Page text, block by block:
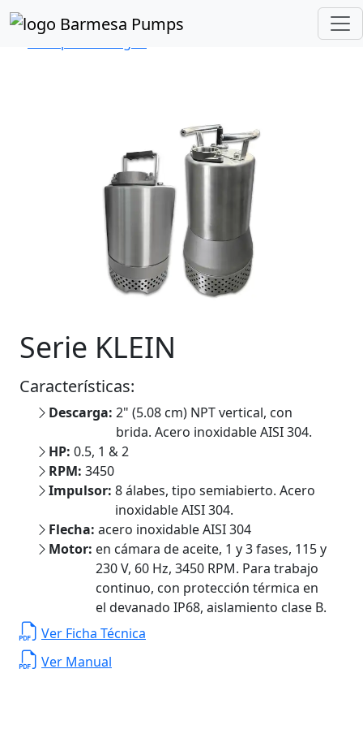
Inicio Catálogo de Productos
Serie KLEIN
Características:
Descarga: 2" (5.08 cm) NPT vertical, con
brida. Acero inoxidable AISI 304.
HP: 0.5, 1 & 2
RPM: 3450
Impulsor: 8 álabes, tipo semiabierto. Acero
inoxidable AISI 304.
Flecha: acero inoxidable AISI 304
Motor: en cámara de aceite, 1 y 3 fases, 115 y
230 V, 60 Hz, 3450 RPM. Para trabajo
continuo, con protección térmica en
el devanado IP68, aislamiento clase B.
Ver Ficha Técnica
Ver Manual